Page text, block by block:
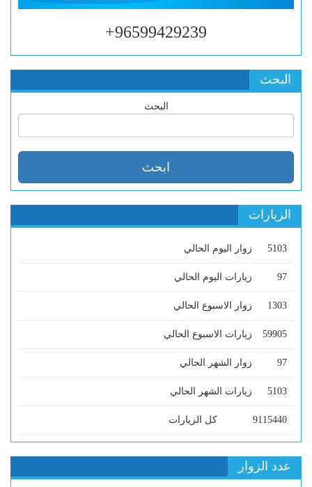
96599429239+
البحث
البحث
الزيارات
5103 زوار اليوم الحالي
97 زيارات اليوم الحالي
1303 زوار الاسبوع الحالي
59905 زيارات الاسبوع الحالي
97 زوار الشهر الحالي
5103 زيارات الشهر الحالي
9115440 كل الزيارات
عدد الزوار